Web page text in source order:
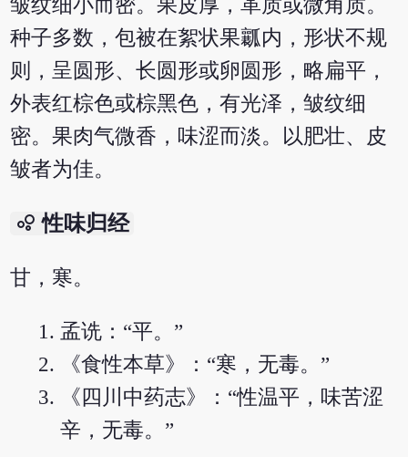
皱纹细小而密。果皮厚，革质或微角质。
种子多数，包被在絮状果瓤内，形状不规
则，呈圆形、长圆形或卵圆形，略扁平，
外表红棕色或棕黑色，有光泽，皱纹细
密。果肉气微香，味涩而淡。以肥壮、皮
皱者为佳。
bubble_chart 性味归经
甘，寒。
孟诜：“平。”
《食性本草》：“寒，无毒。”
《四川中药志》：“性温平，味苦涩
辛，无毒。”